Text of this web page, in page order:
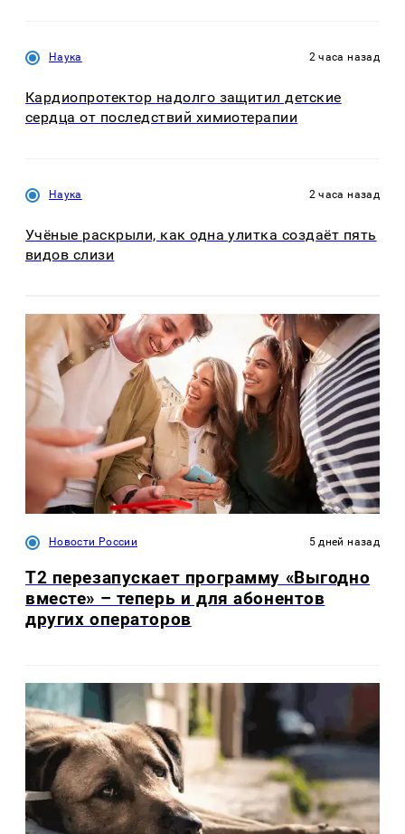
Наука 2 часа назад
Кардиопротектор надолго защитил детские
сердца от последствий химиотерапии
Наука 2 часа назад
Учёные раскрыли, как одна улитка создаёт пять
видов слизи
Новости России 5 дней назад
Т2 перезапускает программу «Выгодно
вместе» – теперь и для абонентов
других операторов